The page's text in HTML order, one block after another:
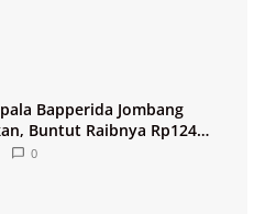
Bapperida Jombang
Buntut Raibnya Rp124
Sejahtera
0